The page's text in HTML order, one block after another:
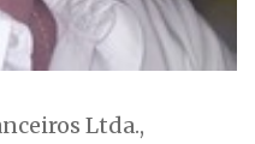
Ltda.,